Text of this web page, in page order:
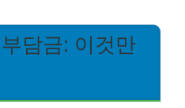
담금: 이것만